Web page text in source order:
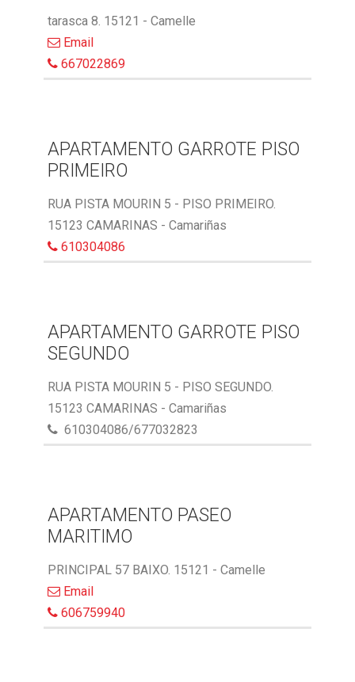
tarasca 8. 15121 - Camelle
Email
667022869
APARTAMENTO GARROTE PISO
PRIMEIRO
RUA PISTA MOURIN 5 - PISO PRIMEIRO.
15123 CAMARINAS - Camariñas
610304086
APARTAMENTO GARROTE PISO
SEGUNDO
RUA PISTA MOURIN 5 - PISO SEGUNDO.
15123 CAMARINAS - Camariñas
610304086/677032823
APARTAMENTO PASEO
MARITIMO
PRINCIPAL 57 BAIXO. 15121 - Camelle
Email
606759940